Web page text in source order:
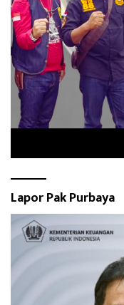
Lapor Pak Purbaya